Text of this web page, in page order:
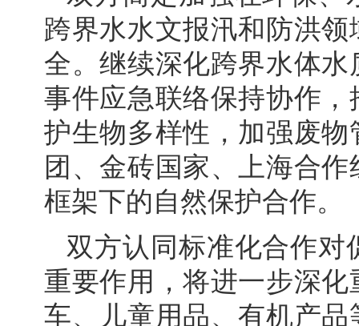
跨界水水文报汛和防洪
全。继续深化跨界水体
事件应急联络保持协作
护生物多样性，加强废
团、金砖国家、上海合
框架下的自然保护合作。
双方认同标准化合作对
重要作用，将进一步深
车、儿童用品、有机产